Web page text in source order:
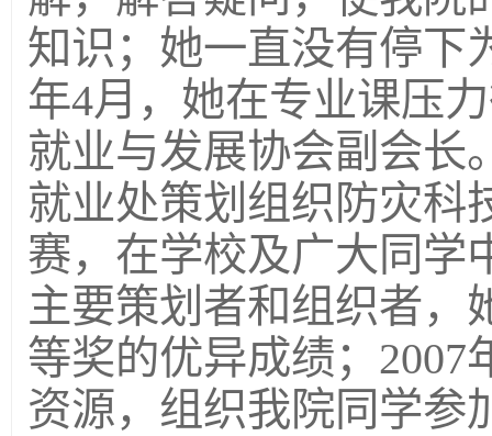
知识；她一直没有停下
年4月，她在专业课压
就业与发展协会副会长
就业处策划组织防灾科
赛，在学校及广大同学
主要策划者和组织者，
等奖的优异成绩；2007
资源，组织我院同学参